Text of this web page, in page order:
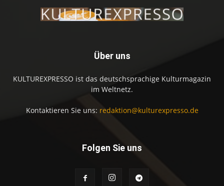
Über uns
KULTUREXPRESSO ist das deutschsprachige Kulturmagazin
im Weltnetz.
Kontaktieren Sie uns: redaktion@kulturexpresso.de
Folgen Sie uns